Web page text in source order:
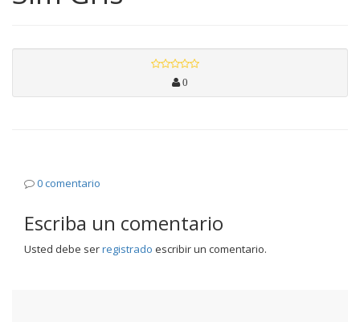
0
0 comentario
Escriba un comentario
Usted debe serregistrado escribir un comentario.